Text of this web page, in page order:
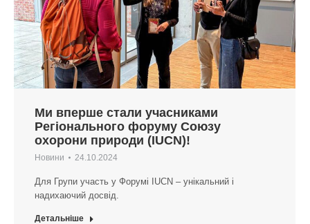
Ми вперше стали учасниками
Регіонального форуму Союзу
охорони природи (IUCN)!
Новини 24.10.2024
Для Групи участь у Форумі IUCN – унікальний і
надихаючий досвід.
Детальніше